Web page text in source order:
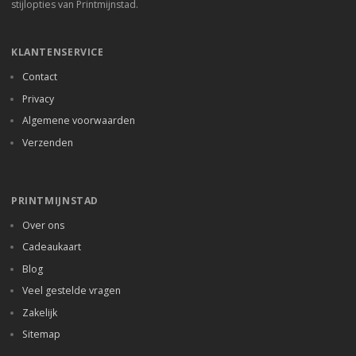
stijlopties van Printmijnstad.
KLANTENSERVICE
Contact
Privacy
Algemene voorwaarden
Verzenden
PRINTMIJNSTAD
Over ons
Cadeaukaart
Blog
Veel gestelde vragen
Zakelijk
Sitemap